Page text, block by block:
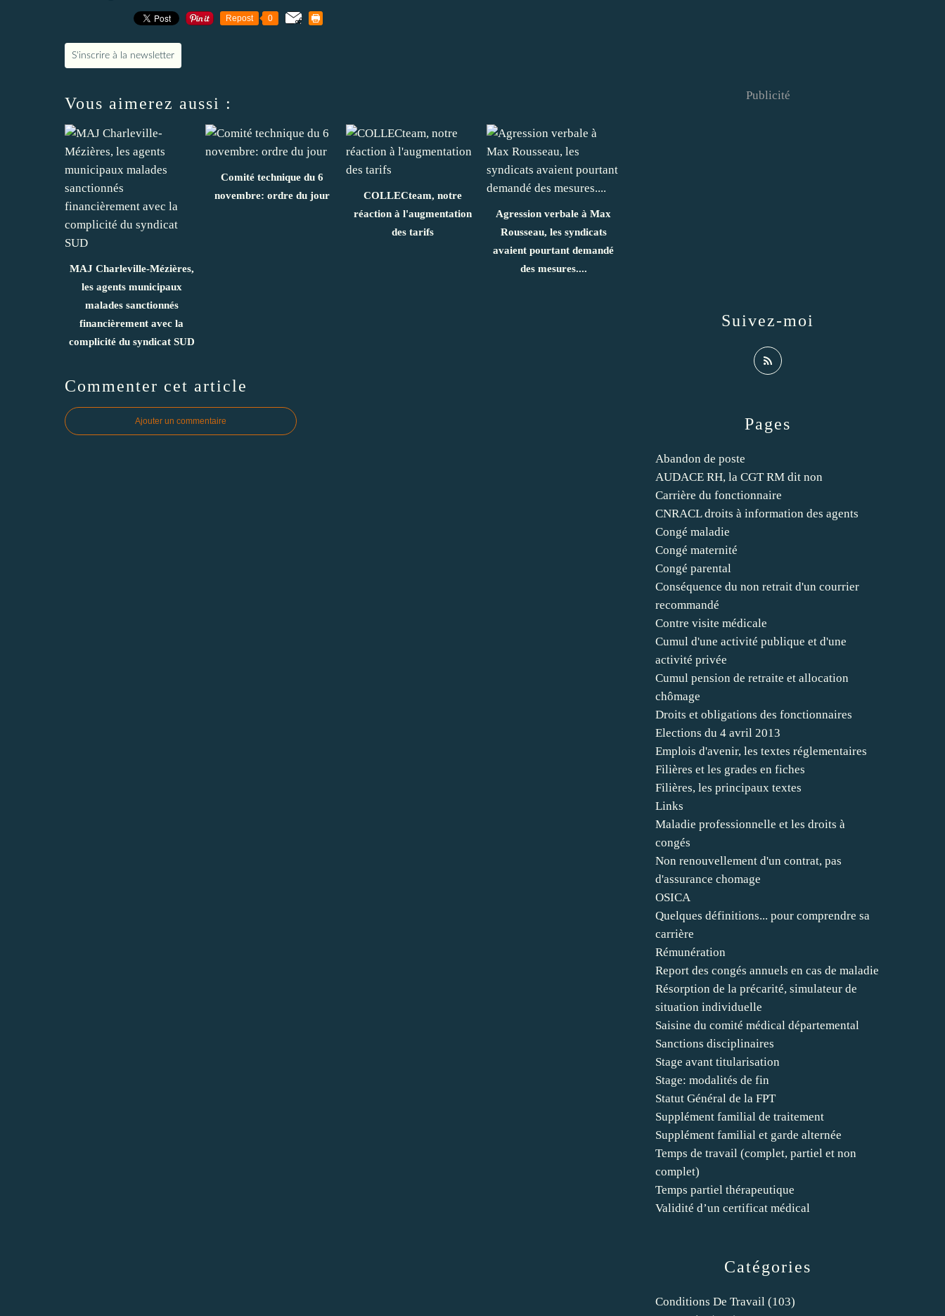
Repost 0
S'inscrire à la newsletter
Vous aimerez aussi :
MAJ Charleville-Mézières,
les agents municipaux
malades sanctionnés
financièrement avec la
complicité du syndicat SUD
Comité technique du 6
novembre: ordre du jour
COLLECteam, notre
réaction à l'augmentation
des tarifs
Agression verbale à Max
Rousseau, les syndicats
avaient pourtant demandé
des mesures....
Commenter cet article
Ajouter un commentaire
Catégories
Conditions De Travail (103)
Pages
Abandon de poste
AUDACE RH, la CGT RM dit non
Carrière du fonctionnaire
CNRACL droits à information des agents
Congé maladie
Congé maternité
Congé parental
Conséquence du non retrait d'un courrier
recommandé
Contre visite médicale
Cumul d'une activité publique et d'une
activité privée
Cumul pension de retraite et allocation
chômage
Droits et obligations des fonctionnaires
Elections du 4 avril 2013
Emplois d'avenir, les textes réglementaires
Filières et les grades en fiches
Filières, les principaux textes
Links
Maladie professionnelle et les droits à
congés
Non renouvellement d'un contrat, pas
d'assurance chomage
OSICA
Quelques définitions... pour comprendre sa
carrière
Rémunération
Report des congés annuels en cas de maladie
Résorption de la précarité, simulateur de
situation individuelle
Saisine du comité médical départemental
Sanctions disciplinaires
Stage avant titularisation
Stage: modalités de fin
Statut Général de la FPT
Supplément familial de traitement
Supplément familial et garde alternée
Temps de travail (complet, partiel et non
complet)
Temps partiel thérapeutique
Validité d’un certificat médical
Suivez-moi
Publicité